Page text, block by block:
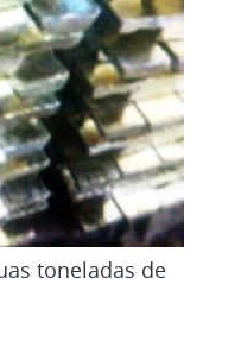
toneladas de